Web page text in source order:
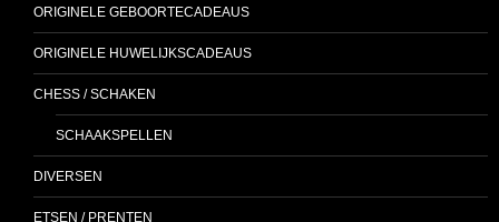
ORIGINELE GEBOORTECADEAUS
ORIGINELE HUWELIJKSCADEAUS
CHESS / SCHAKEN
SCHAAKSPELLEN
DIVERSEN
ETSEN / PRENTEN